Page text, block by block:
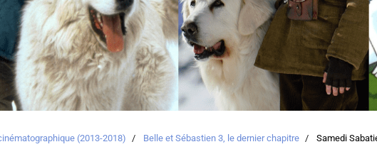
(2013-2018) Belle et Sébastien 3, le dernier chapitre Samedi